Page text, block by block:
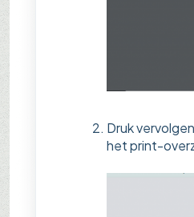
Druk
het print-